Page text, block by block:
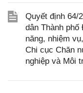
Quyết định 64/
dân Thành
năng, nhiệm
Chi cục Chăn
nghiệp và Môi